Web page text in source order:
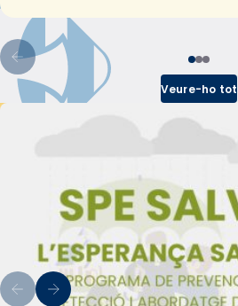
Veure-ho tot